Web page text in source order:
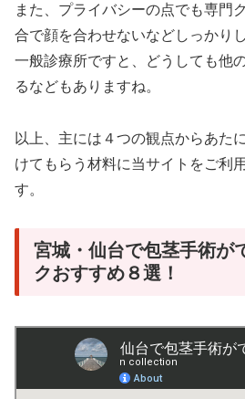
また、プライバシーの点でも専門
合で顔を合わせないなどしっかり
一般診療所ですと、どうしても他
るなどもありますね。
以上、主には４つの観点からあた
けてもらう材料に当サイトをご利
す。
宮城・仙台で包茎手術が
クおすすめ８選！